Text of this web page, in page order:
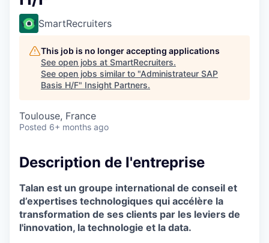
SmartRecruiters
This job is no longer accepting applications
See open jobs at SmartRecruiters.
See open jobs similar to "Administrateur SAP
Basis H/F" Insight Partners.
Toulouse, France
Posted 6+ months ago
Description de l'entreprise
Talan est un groupe international de conseil et
d’expertises technologiques qui accélère la
transformation de ses clients par les leviers de
l'innovation, la technologie et la data.